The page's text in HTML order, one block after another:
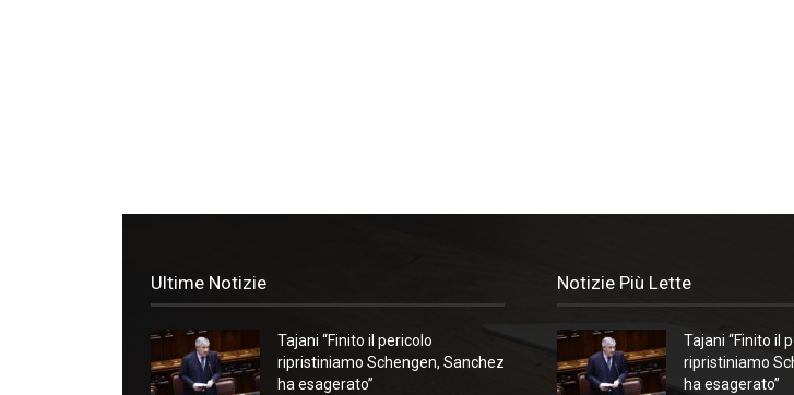
Ultime Notizie
Tajani “Finito il pericolo
ripristiniamo Schengen, Sanchez
ha esagerato”
Notizie Più Lette
Tajani “Finito il
ripristiniamo
ha esagerato”